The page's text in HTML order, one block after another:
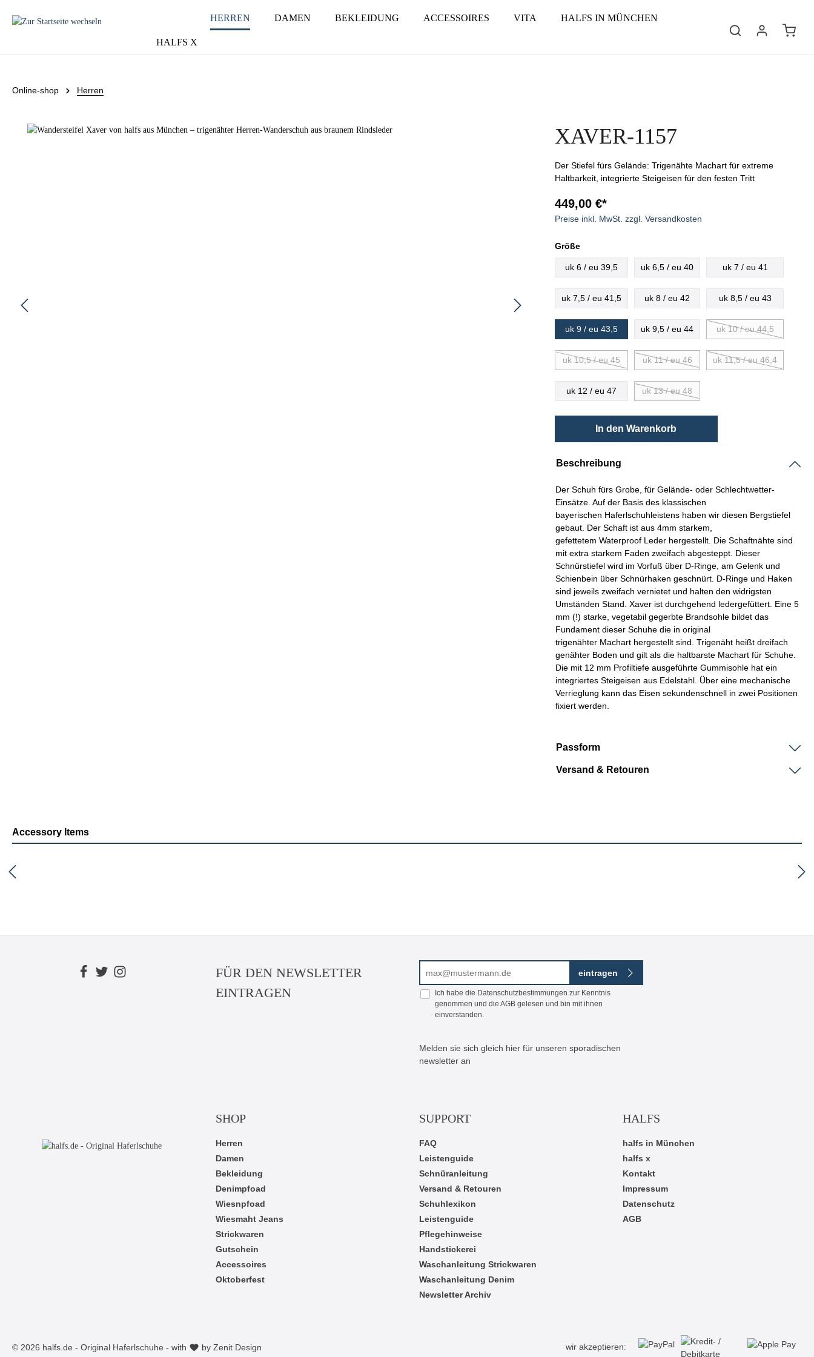
HERREN DAMEN BEKLEIDUNG ACCESSOIRES VITA HALFS IN MÜNCHEN
HALFS X
Online-shop Herren
XAVER-1157
Der Stiefel fürs Gelände: Trigenähte Machart für extreme
Haltbarkeit, integrierte Steigeisen für den festen Tritt
449,00 €*
Preise inkl. MwSt. zzgl. Versandkosten
Größe
uk 6 / eu 39,5 uk 6,5 / eu 40 uk 7 / eu 41
uk 7,5 / eu 41,5 uk 8 / eu 42 uk 8,5 / eu 43
uk 9 / eu 43,5 uk 9,5 / eu 44 uk 10 / eu 44,5
uk 10,5 / eu 45 uk 11 / eu 46 uk 11,5 / eu 46,4
uk 12 / eu 47 uk 13 / eu 48
In den Warenkorb
Beschreibung
Der Schuh fürs Grobe, für Gelände- oder Schlechtwetter-
Einsätze. Auf der Basis des klassischen
bayerischen Haferlschuhleistens haben wir diesen Bergstiefel
gebaut. Der Schaft ist aus 4mm starkem,
gefettetem Waterproof Leder hergestellt. Die Schaftnähte sind
mit extra starkem Faden zweifach abgesteppt. Dieser
Schnürstiefel wird im Vorfuß über D-Ringe, am Gelenk und
Schienbein über Schnürhaken geschnürt. D-Ringe und Haken
sind jeweils zweifach vernietet und halten den widrigsten
Umständen Stand. Xaver ist durchgehend ledergefüttert. Eine 5
mm (!) starke, vegetabil gegerbte Brandsohle bildet das
Fundament dieser Schuhe die in original
trigenähter Machart hergestellt sind. Trigenäht heißt dreifach
genähter Boden und gilt als die haltbarste Machart für Schuhe.
Die mit 12 mm Profiltiefe ausgeführte Gummisohle hat ein
integriertes Steigeisen aus Edelstahl. Über eine mechanische
Verrieglung kann das Eisen sekundenschnell in zwei Positionen
fixiert werden.
Passform
Versand & Retouren
Accessory Items
FÜR DEN NEWSLETTER
EINTRAGEN
eintragen
Ich habe die Datenschutzbestimmungen zur Kenntnis
genommen und die AGB gelesen und bin mit ihnen
einverstanden.
Melden sie sich gleich hier für unseren sporadischen
newsletter an
SHOP
Herren
Damen
Bekleidung
Denimpfoad
Wiesnpfoad
Wiesmaht Jeans
Strickwaren
Gutschein
Accessoires
Oktoberfest
SUPPORT
FAQ
Leistenguide
Schnüranleitung
Versand & Retouren
Schuhlexikon
Leistenguide
Pflegehinweise
Handstickerei
Waschanleitung Strickwaren
Waschanleitung Denim
Newsletter Archiv
HALFS
halfs in München
halfs x
Kontakt
Impressum
Datenschutz
AGB
© 2026 halfs.de - Original Haferlschuhe - with by Zenit Design wir akzeptieren: